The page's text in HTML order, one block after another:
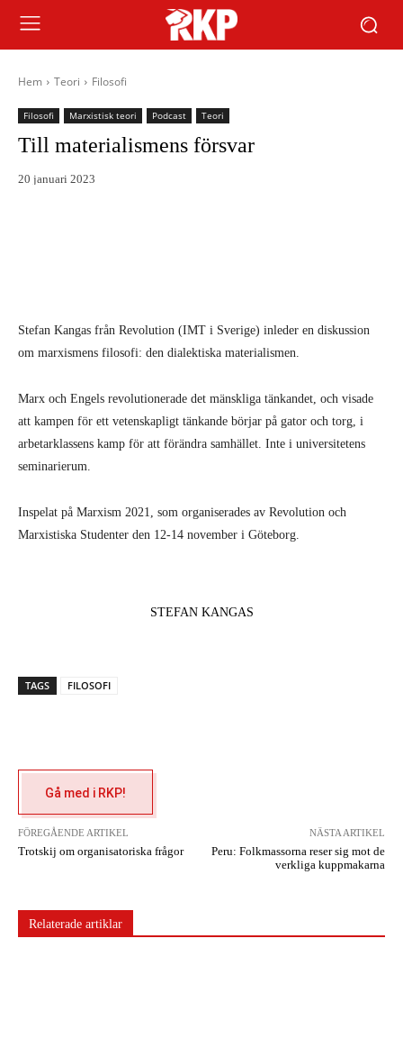
Hem Teori Filosofi
Filosofi Marxistisk teori Podcast Teori
Till materialismens försvar
20 januari 2023
Stefan Kangas från Revolution (IMT i Sverige) inleder en diskussion
om marxismens filosofi: den dialektiska materialismen.
Marx och Engels revolutionerade det mänskliga tänkandet, och visade
att kampen för ett vetenskapligt tänkande börjar på gator och torg, i
arbetarklassens kamp för att förändra samhället. Inte i universitetens
seminarierum.
Inspelat på Marxism 2021, som organiserades av Revolution och
Marxistiska Studenter den 12-14 november i Göteborg.
STEFAN KANGAS
TAGS FILOSOFI
Gå med i RKP!
FÖREGÅENDE ARTIKEL
Trotskij om organisatoriska frågor
NÄSTA ARTIKEL
Peru: Folkmassorna reser sig mot de
verkliga kuppmakarna
Relaterade artiklar